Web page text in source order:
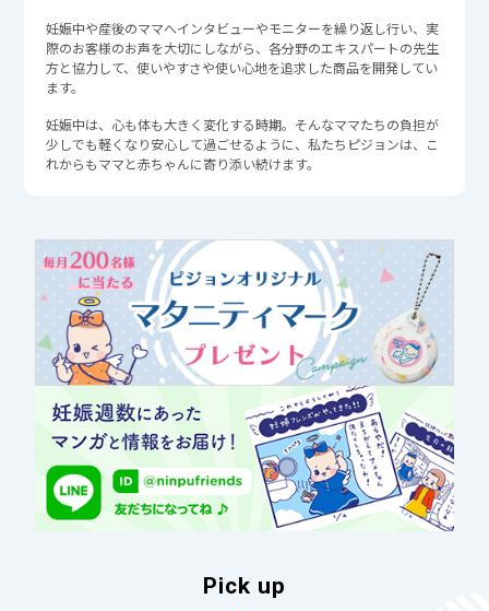
妊娠中や産後のママへインタビューやモニターを繰り返し行い、実
際のお客様のお声を大切にしながら、各分野のエキスパートの先生
方と協力して、使いやすさや使い心地を追求した商品を開発してい
ます。
妊娠中は、心も体も大きく変化する時期。そんなママたちの負担が
少しでも軽くなり安心して過ごせるように、私たちピジョンは、こ
れからもママと赤ちゃんに寄り添い続けます。
Pick up